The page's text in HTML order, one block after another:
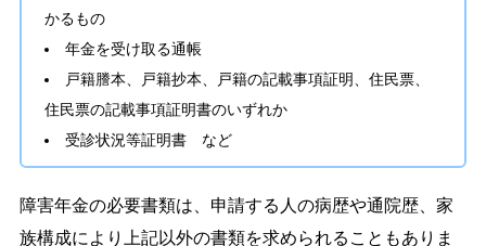
かるもの
年金を受け取る通帳
戸籍謄本、戸籍抄本、戸籍の記載事項証明、住民票、
住民票の記載事項証明書のいずれか
受診状況等証明書 など
障害年金の必要書類は、申請する人の病歴や通院歴、家
族構成により上記以外の書類を求められることもありま